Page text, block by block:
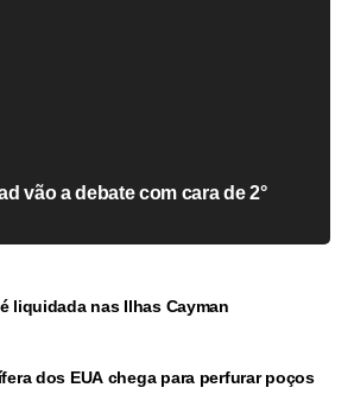
vão a debate com cara de 2°
liquidada nas Ilhas Cayman
dos EUA chega para perfurar poços